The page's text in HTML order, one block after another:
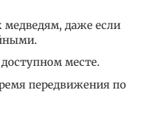
даже если
месте.
передвижения по